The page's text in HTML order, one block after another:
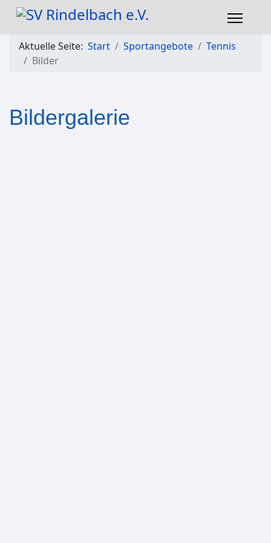
Aktuelle Seite: Start Sportangebote
Tennis
Bilder
Bildergalerie